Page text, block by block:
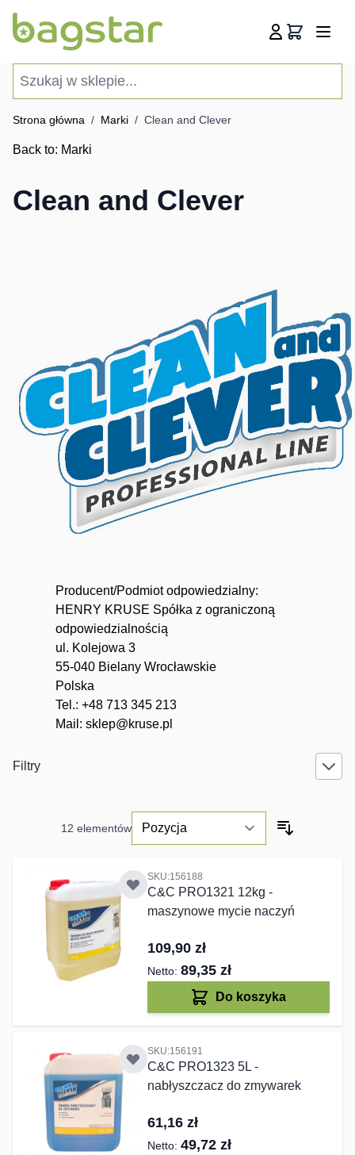
Koszyk
Strona główna / Marki / Clean and Clever
Back to: Marki
Clean and Clever
Producent/Podmiot odpowiedzialny:
HENRY KRUSE Spółka z ograniczoną
odpowiedzialnością
ul. Kolejowa 3
55-040 Bielany Wrocławskie
Polska
Tel.: +48 713 345 213
Mail: sklep@kruse.pl
Filtry
12 elementów
SKU:156188
C&C PRO1321 12kg -
maszynowe mycie naczyń
109,90 zł
89,35 zł
Do koszyka
SKU:156191
C&C PRO1323 5L -
nabłyszczacz do zmywarek
61,16 zł
49,72 zł